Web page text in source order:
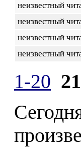
неизвестный
неизвестный
неизвестный
неизвестный
1-20